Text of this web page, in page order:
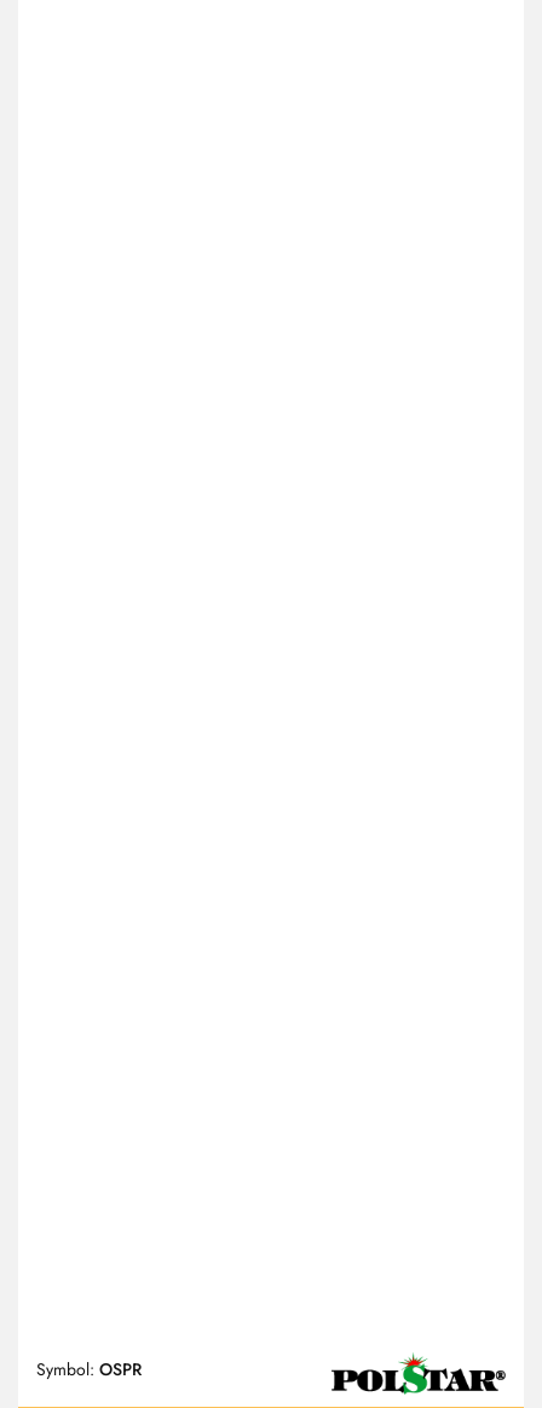
Symbol: OSPR